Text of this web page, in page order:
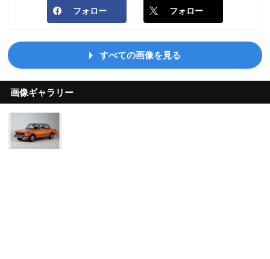
フォロー フォロー
すべての画像を見る
画像ギャラリー